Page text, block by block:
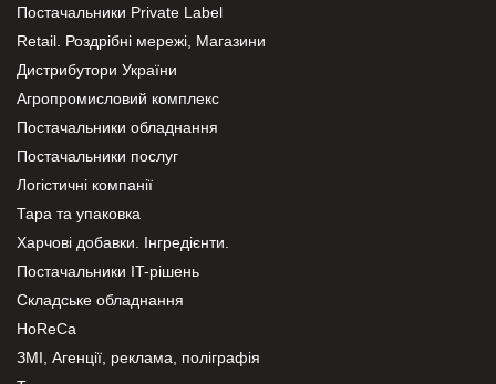
Постачальники Private Label
Retail. Роздрібні мережі, Магазини
Дистрибутори України
Агропромисловий комплекс
Постачальники обладнання
Постачальники послуг
Логістичні компанії
Тара та упаковка
Харчові добавки. Інгредієнти.
Постачальники IT-рішень
Складське обладнання
HoReCa
ЗМІ, Агенції, реклама, поліграфія